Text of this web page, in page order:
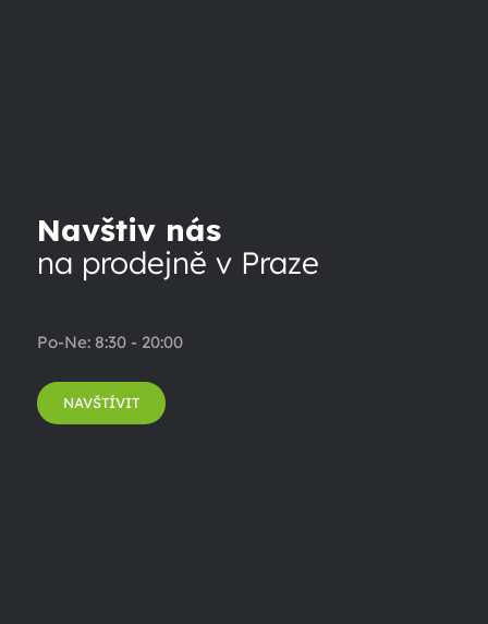
Navštiv nás
na prodejně v Praze
Po-Ne: 8:30 - 20:00
NAVŠTÍVIT